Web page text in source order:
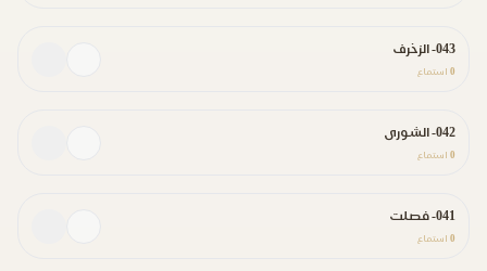
043- الزخرف
0 استماع
042- الشورى
0 استماع
041- فصلت
0 استماع